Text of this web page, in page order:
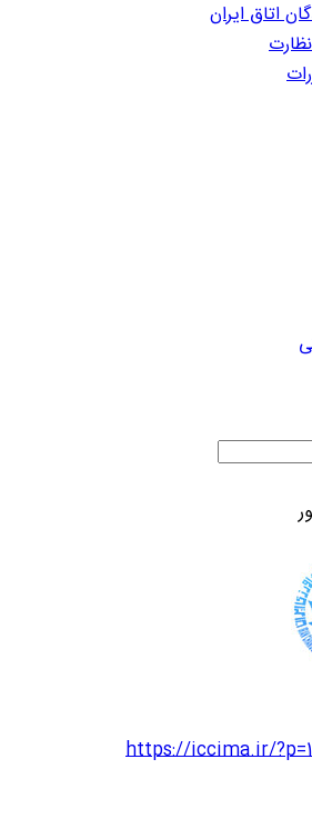
اتاق ایران
https://iccima.ir/